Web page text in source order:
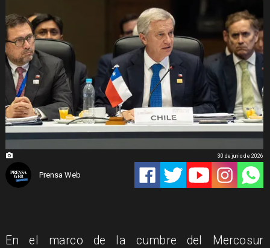
Prensa Web
30 de junio de 2026
En el marco de la cumbre del Mercosur